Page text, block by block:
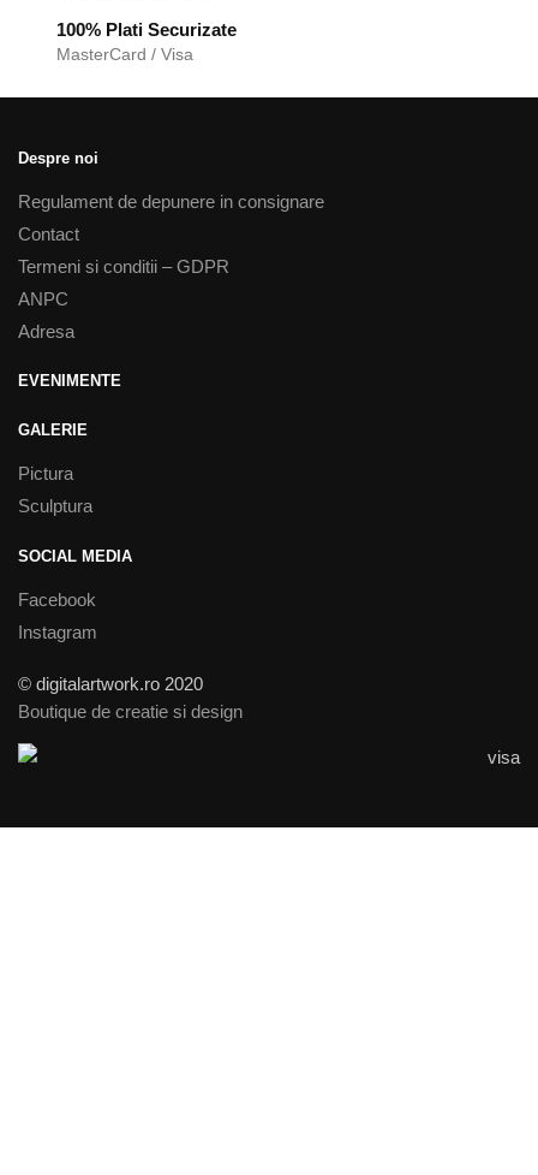
100% Plati Securizate
MasterCard / Visa
Despre noi
Regulament de depunere in consignare
Contact
Termeni si conditii – GDPR
ANPC
Adresa
EVENIMENTE
GALERIE
Pictura
Sculptura
SOCIAL MEDIA
Facebook
Instagram
© digitalartwork.ro 2020
Boutique de creatie si design